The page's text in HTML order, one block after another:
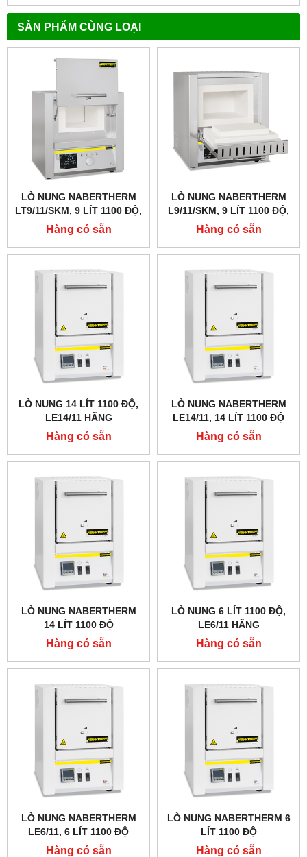
SẢN PHẨM CÙNG LOẠI
LÒ NUNG NABERTHERM
LT9/11/SKM, 9 LÍT 1100 ĐỘ,
GIA NHIỆT 4 MẶT, CỬA
TRƯỢT LÊN
Hàng có sẵn
LÒ NUNG NABERTHERM
L9/11/SKM, 9 LÍT 1100 ĐỘ,
GIA NHIỆT 4 MẶT
Hàng có sẵn
LÒ NUNG 14 LÍT 1100 ĐỘ,
LE14/11 HÃNG
NABERTHERM - ĐỨC
Hàng có sẵn
LÒ NUNG NABERTHERM
LE14/11, 14 LÍT 1100 ĐỘ
Hàng có sẵn
LÒ NUNG NABERTHERM
14 LÍT 1100 ĐỘ
Hàng có sẵn
LÒ NUNG 6 LÍT 1100 ĐỘ,
LE6/11 HÃNG
NABERTHERM - ĐỨC
Hàng có sẵn
LÒ NUNG NABERTHERM
LE6/11, 6 LÍT 1100 ĐỘ
Hàng có sẵn
LÒ NUNG NABERTHERM 6
LÍT 1100 ĐỘ
Hàng có sẵn